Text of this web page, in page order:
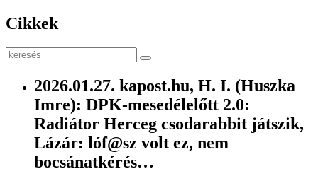
Cikkek
2026.01.27. kapost.hu, H. I. (Huszka
Imre): DPK-mesedélelőtt 2.0:
Radiátor Herceg csodarabbit játszik,
Lázár: lóf@sz volt ez, nem
bocsánatkérés…